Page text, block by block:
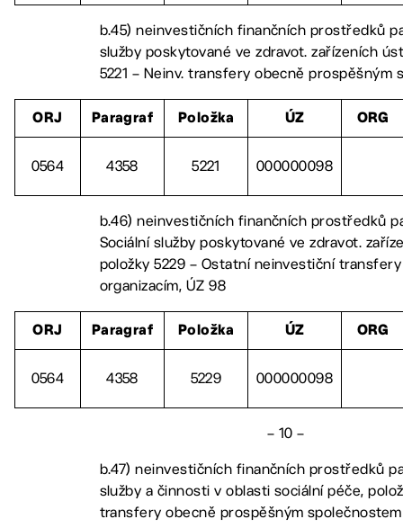
b.45) neinvestičních finančních prostředků
služby poskytované ve zdravot. zařízeních
5221 – Neinv. transfery obecně prospěšným
ORJ Paragraf Položka ÚZ ORG
0564 4358 5221 000000098
b.46) neinvestičních finančních prostředků
Sociální služby poskytované ve zdravot.
položky 5229 – Ostatní neinvestiční
organizacím, ÚZ 98
ORJ Paragraf Položka ÚZ ORG
0564 4358 5229 000000098
– 10 –
b.47) neinvestičních finančních prostředků
služby a činnosti v oblasti sociální péče,
transfery obecně prospěšným společnostem